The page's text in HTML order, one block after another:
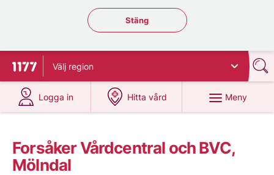
Stäng regionsväljaren
Stäng
Till startsidan för 1177
Välj region
Logga in
på 1177.se
Hitta vård
på 1177.se
Meny
Forsåker Vårdcentral och BVC,
Mölndal